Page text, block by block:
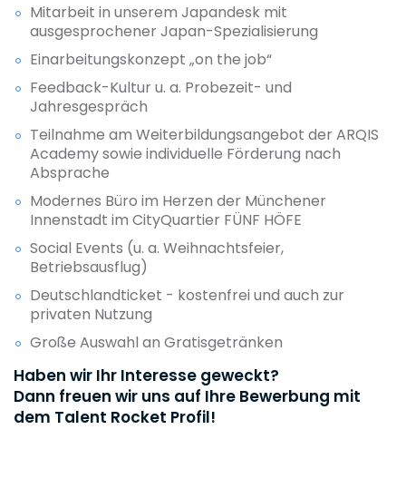
Mitarbeit in unserem Japandesk mit
ausgesprochener Japan-Spezialisierung
Einarbeitungskonzept „on the job“
Feedback-Kultur u. a. Probezeit- und
Jahresgespräch
Teilnahme am Weiterbildungsangebot der ARQIS
Academy sowie individuelle Förderung nach
Absprache
Modernes Büro im Herzen der Münchener
Innenstadt im CityQuartier FÜNF HÖFE
Social Events (u. a. Weihnachtsfeier,
Betriebsausflug)
Deutschlandticket - kostenfrei und auch zur
privaten Nutzung
Große Auswahl an Gratisgetränken
Haben wir Ihr Interesse geweckt?
Dann freuen wir uns auf Ihre Bewerbung mit
dem Talent Rocket Profil!